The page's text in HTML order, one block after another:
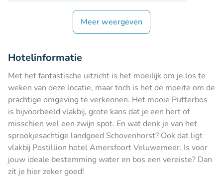
Meer weergeven
Hotelinformatie
Met het fantastische uitzicht is het moeilijk om je los te
weken van deze locatie, maar toch is het de moeite om de
prachtige omgeving te verkennen. Het mooie Putterbos
is bijvoorbeeld vlakbij, grote kans dat je een hert of
misschien wel een zwijn spot. En wat denk je van het
sprookjesachtige landgoed Schovenhorst? Ook dat ligt
vlakbij Postillion hotel Amersfoort Veluwemeer. Is voor
jouw ideale bestemming water en bos een vereiste? Dan
zit je hier zeker goed!